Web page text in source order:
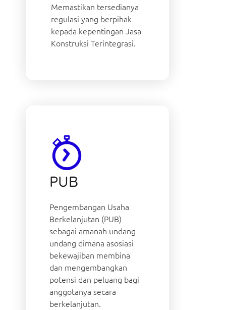
Memastikan tersedianya
regulasi yang berpihak
kepada kepentingan Jasa
Konstruksi Terintegrasi.
PUB
Pengembangan Usaha
Berkelanjutan (PUB)
sebagai amanah undang
undang dimana asosiasi
bekewajiban membina
dan mengembangkan
potensi dan peluang bagi
anggotanya secara
berkelanjutan.